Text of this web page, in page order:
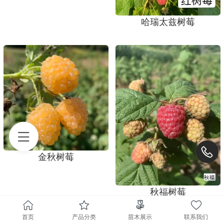
哈瑞太兹树莓
金秋树莓
秋福树莓
首页 产品分类 苗木展示 联系我们